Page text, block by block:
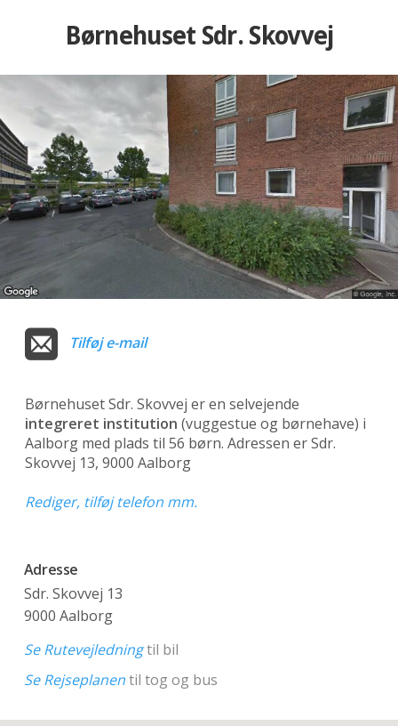
Børnehuset Sdr. Skovvej
Tilføj e-mail
Børnehuset Sdr. Skovvej er en selvejende
integreret institution (vuggestue og børnehave) i
Aalborg med plads til 56 børn. Adressen er Sdr.
Skovvej 13, 9000 Aalborg
Rediger, tilføj telefon mm.
Adresse
Sdr. Skovvej 13
9000 Aalborg
Se Rutevejledningtil bil
Se Rejseplanentil tog og bus